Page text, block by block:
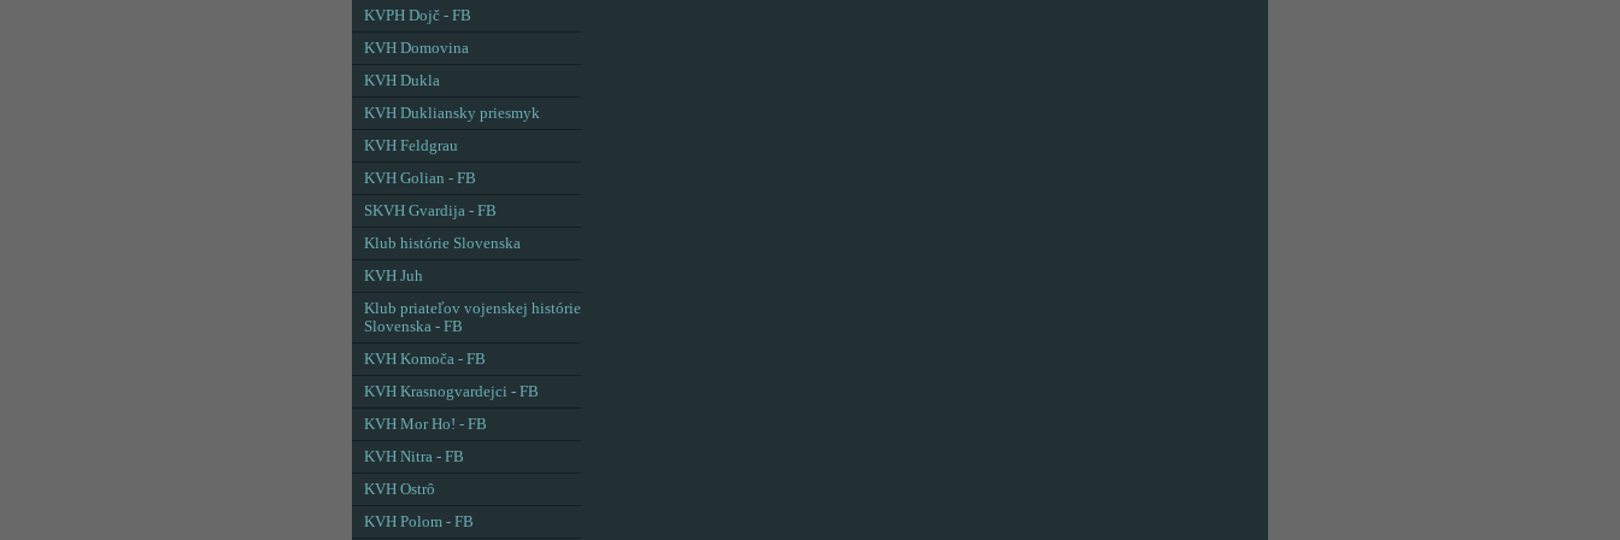
KVPH Dojč - FB
KVH Domovina
KVH Dukla
KVH Dukliansky priesmyk
KVH Feldgrau
KVH Golian - FB
SKVH Gvardija - FB
Klub histórie Slovenska
KVH Juh
Klub priateľov vojenskej histórie
Slovenska - FB
KVH Komoča - FB
KVH Krasnogvardejci - FB
KVH Mor Ho! - FB
KVH Nitra - FB
KVH Ostrô
KVH Polom - FB